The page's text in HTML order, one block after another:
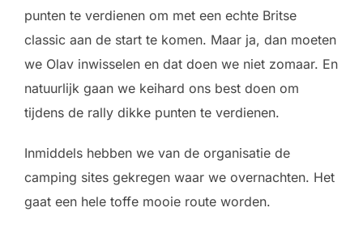
punten te verdienen om met een echte Britse
classic aan de start te komen. Maar ja, dan moeten
we Olav inwisselen en dat doen we niet zomaar. En
natuurlijk gaan we keihard ons best doen om
tijdens de rally dikke punten te verdienen.
Inmiddels hebben we van de organisatie de
camping sites gekregen waar we overnachten. Het
gaat een hele toffe mooie route worden.